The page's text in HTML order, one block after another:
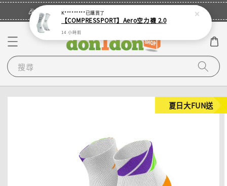
🎉登入會員・領取您的專屬折扣券！
搜尋
夏日大FUN送
K*********已購買了
【COMPRESSPORT】Aero空力襪 2.0
14 小時前